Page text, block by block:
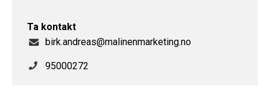
Ta kontakt
birk.andreas@malinenmarketing.no
95000272